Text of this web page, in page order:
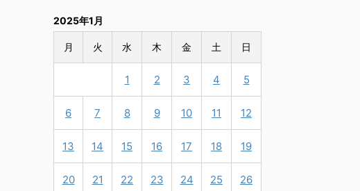
2025年1月
月 火 水 木 金 土 日
1 2 3 4 5
6 7 8 9 10 11 12
13 14 15 16 17 18 19
20 21 22 23 24 25 26